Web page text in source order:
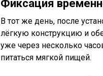
Фиксация
В тот же день, после
лёгкую конструкцию и
уже через несколько
питаться мягкой пищей.